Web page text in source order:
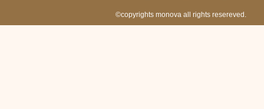
©copyrights monova all rights resereved.